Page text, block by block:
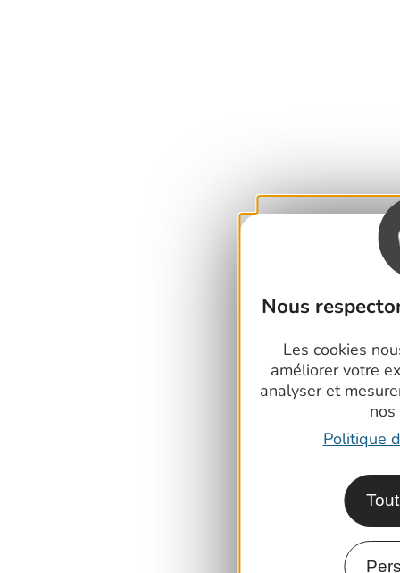
Nous
Les cookies
améliorer votre
analyser et
nos
Politique